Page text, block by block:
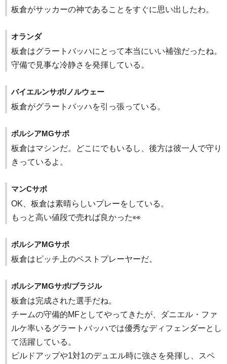
板倉がサッカーの神であることをすぐに思い出したわ。
オランダ
板倉はグラートバッハにとって本当にいい補強だったね。
守備で見事な冷静さを発揮している。
バイエルンサポ/ノルウェー
板倉がグラートバッハを引っ張っている。
ボルシアMGサポ
板倉はマシンだ。どこにでもいるし、後方は彼一人で守り
きっているよ。
マンCサポ
OK、板倉は素晴らしいプレーをしている。
もっと高い値段で売れば良かった👀
ボルシアMGサポ
板倉はピッチ上のベストプレーヤーだ。
ボルシアMGサポ/ブラジル
板倉は完成された選手だね。
チームの守備的MFとしてやってきたが、ダニエル・ファ
ルケ率いるグラートバッハでは優秀なディフェンダーとし
て活躍している。
ビルドアップや1対1のデュエル時に強さを発揮し、スペ